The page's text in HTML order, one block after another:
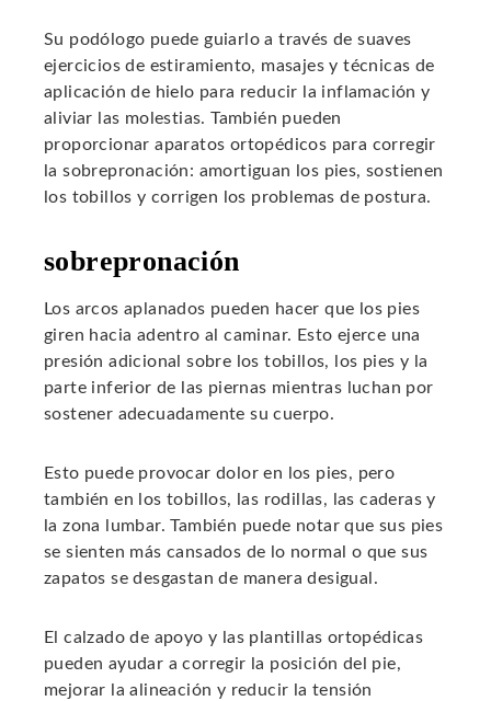
Su podólogo puede guiarlo a través de suaves
ejercicios de estiramiento, masajes y técnicas de
aplicación de hielo para reducir la inflamación y
aliviar las molestias. También pueden
proporcionar aparatos ortopédicos para corregir
la sobrepronación: amortiguan los pies, sostienen
los tobillos y corrigen los problemas de postura.
sobrepronación
Los arcos aplanados pueden hacer que los pies
giren hacia adentro al caminar. Esto ejerce una
presión adicional sobre los tobillos, los pies y la
parte inferior de las piernas mientras luchan por
sostener adecuadamente su cuerpo.
Esto puede provocar dolor en los pies, pero
también en los tobillos, las rodillas, las caderas y
la zona lumbar. También puede notar que sus pies
se sienten más cansados ​​de lo normal o que sus
zapatos se desgastan de manera desigual.
El calzado de apoyo y las plantillas ortopédicas
pueden ayudar a corregir la posición del pie,
mejorar la alineación y reducir la tensión